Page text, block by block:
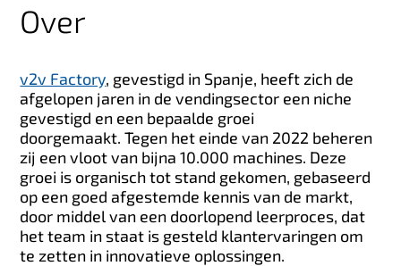
Over
v2v Factory, gevestigd in Spanje, heeft zich de
afgelopen jaren in de vendingsector een niche
gevestigd en een bepaalde groei
doorgemaakt. Tegen het einde van 2022 beheren
zij een vloot van bijna 10.000 machines. Deze
groei is organisch tot stand gekomen, gebaseerd
op een goed afgestemde kennis van de markt,
door middel van een doorlopend leerproces, dat
het team in staat is gesteld klantervaringen om
te zetten in innovatieve oplossingen.